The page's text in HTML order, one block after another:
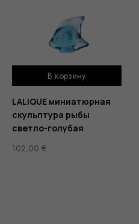
В корзину
LALIQUE миниатюрная
скульптура рыбы
светло-голубая
102,00 €